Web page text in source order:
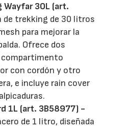
Wayfar 30L (art.
de trekking de 30 litros
para mejorar la
Ofrece dos
con cordón y otro
e incluye rain cover
1L (art. 3B58977) -
de 1 litro, diseñada